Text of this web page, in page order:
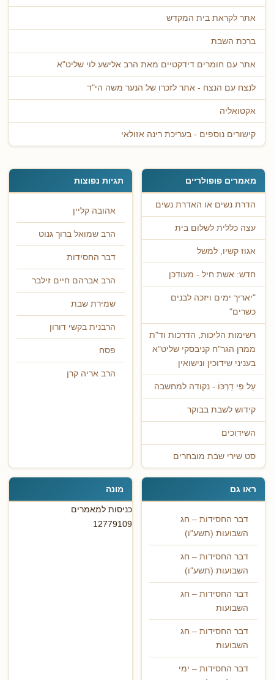
אתר לקראת בית המקדש
ברכת השבת
אתר עם חומרים דידקטיים מאת הרב אלישע לוי שליט"א
לנצח עם הנצח - אתר לזכרו של הנער משה הי"ד
אקטואליה
קישורים נוספים - בעריכת רינה אזולאי
מאמרים פופולריים
הדרת נשים או האדרת נשים
עצה כללית לשלום בית
אגוז קשיו, למשל
חדש: אשת חיל - מעודכן
"יאריך ימים ויזכה לבנים
כשרים"
רשימות הליכות, הדרכות וד"ת
ממרן הגר"ח קניבסקי שליט"א
בעניני שידוכין ונישואין
עַל פִּי דַרְכּוֹ - נקודה למחשבה
קידוש לשבת בבוקר
השידוכים
סט שירי שבת מובחרים
תגיות נפוצות
אהובה קליין
הרב שמואל ברוך גנוט
דבר החסידות
הרב אברהם חיים זילבר
שמירת שבת
הרבנית בקשי דורון
פסח
הרב אריה קרן
ראו גם
דבר החסידות – חג
השבועות (תשע"ו)
דבר החסידות – חג
השבועות (תשע"ו)
דבר החסידות – חג
השבועות
דבר החסידות – חג
השבועות
דבר החסידות – ימי
מונה
כניסות למאמרים
12779109